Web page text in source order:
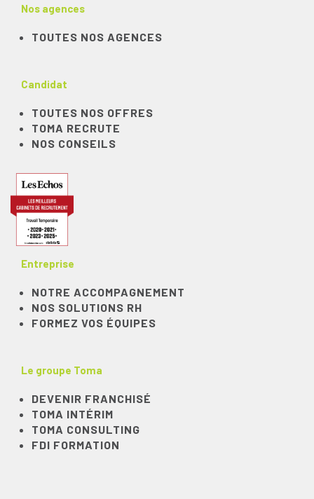
Nos agences
TOUTES NOS AGENCES
Candidat
TOUTES NOS OFFRES
TOMA RECRUTE
NOS CONSEILS
Entreprise
NOTRE ACCOMPAGNEMENT
NOS SOLUTIONS RH
FORMEZ VOS ÉQUIPES
Le groupe Toma
DEVENIR FRANCHISÉ
TOMA INTÉRIM
TOMA CONSULTING
FDI FORMATION